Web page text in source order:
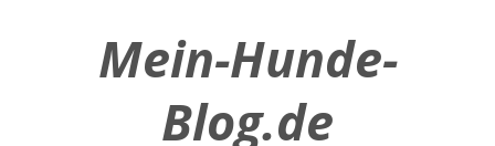
Mein-Hunde-
Blog.de